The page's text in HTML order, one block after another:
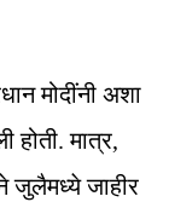
मोदींनी अशा
होती. मात्र,
जुलैमध्ये जाहीर